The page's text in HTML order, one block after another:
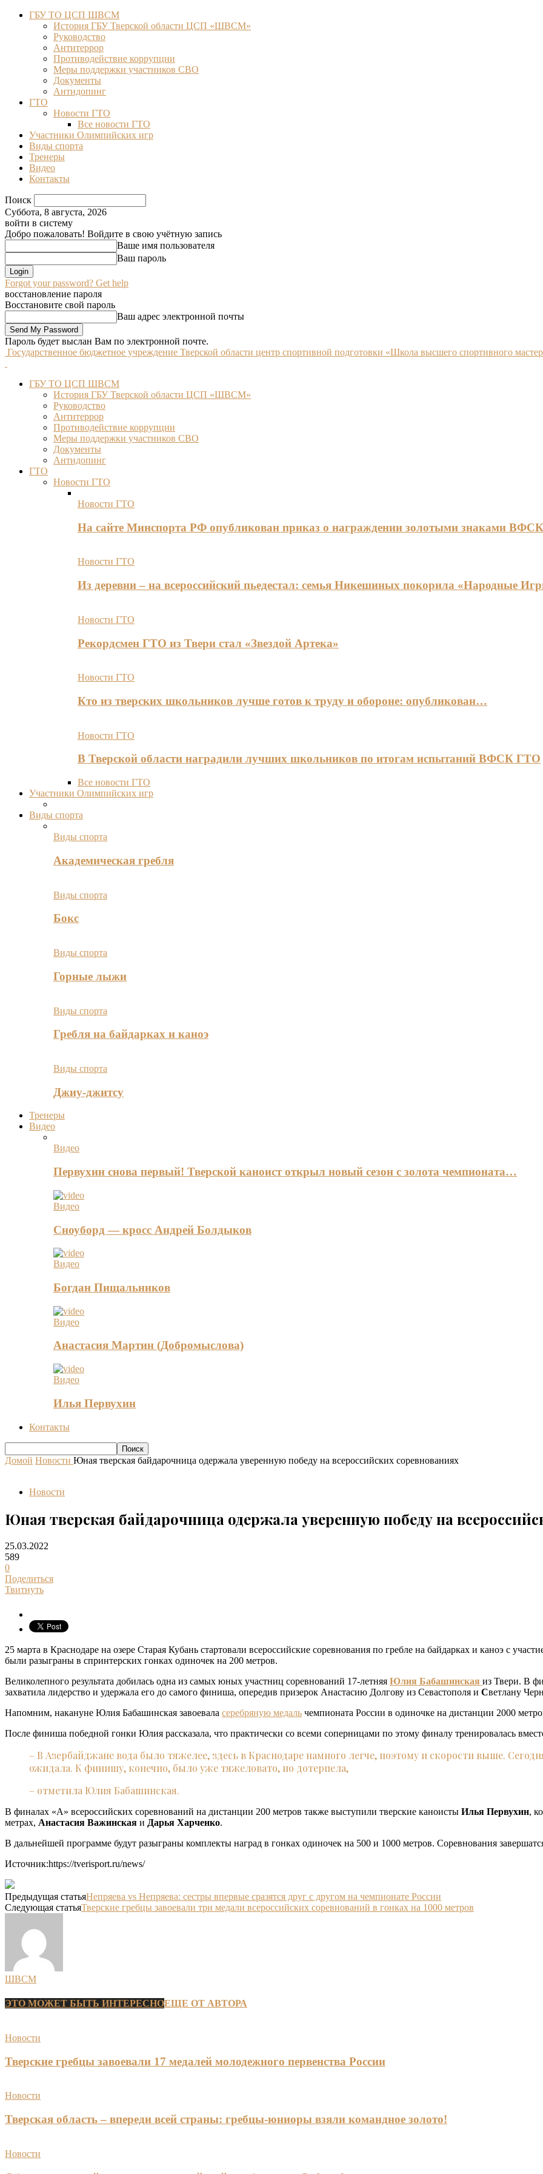
ГБУ ТО ЦСП ШВСМ
История ГБУ Тверской области ЦСП «ШВСМ»
Руководство
Антитеррор
Противодействие коррупции
Меры поддержки участников СВО
Документы
Антидопинг
ГТО
Новости ГТО
Все новости ГТО
Участники Олимпийских игр
Виды спорта
Тренеры
Видео
Контакты
Поиск
Суббота, 8 августа, 2026
войти в систему
Добро пожаловать! Войдите в свою учётную запись
Ваше имя пользователя
Ваш пароль
Forgot your password? Get help
восстановление пароля
Восстановите свой пароль
Ваш адрес электронной почты
Пароль будет выслан Вам по электронной почте.
Государственное бюджетное учреждение Тверской области центр спортивной подготовки «Школа высшего спортивного
ГБУ ТО ЦСП ШВСМ
История ГБУ Тверской области ЦСП «ШВСМ»
Руководство
Антитеррор
Противодействие коррупции
Меры поддержки участников СВО
Документы
Антидопинг
ГТО
Новости ГТО
Новости ГТО
На сайте Минспорта РФ опубликован приказ о награждении золотыми знаками
Новости ГТО
Из деревни – на всероссийский пьедестал: семья Никешиных покорила «Народные
Новости ГТО
Рекордсмен ГТО из Твери стал «Звездой Артека»
Новости ГТО
Кто из тверских школьников лучше готов к труду и обороне: опубликован…
Новости ГТО
В Тверской области наградили лучших школьников по итогам испытаний ВФСК ГТО
Все новости ГТО
Участники Олимпийских игр
Виды спорта
Виды спорта
Академическая гребля
Виды спорта
Бокс
Виды спорта
Горные лыжи
Виды спорта
Гребля на байдарках и каноэ
Виды спорта
Джиу-джитсу
Тренеры
Видео
Видео
Первухин снова первый! Тверской каноист открыл новый сезон с золота чемпионата…
Видео
Сноуборд — кросс Андрей Болдыков
Видео
Богдан Пищальников
Видео
Анастасия Мартин (Добромыслова)
Видео
Илья Первухин
Контакты
Домой Новости Юная тверская байдарочница одержала уверенную победу на всероссийских соревнованиях
Новости
Юная тверская байдарочница одержала уверенную победу на
25.03.2022
589
0
Поделиться
Твитнуть
25 марта в Краснодаре на озере Старая Кубань стартовали всероссийские соревнования по гребле на байдарках и каноэ с
были разыграны в спринтерских гонках одиночек на 200 метров.
Великолепного результата добилась одна из самых юных участниц соревнований 17-летняя Юлия Бабашинская из Твери. В
захватила лидерство и удержала его до самого финиша, опередив призерок Анастасию Долгову из Севастополя и Светлану
Напомним, накануне Юлия Бабашинская завоевала серебряную медаль чемпионата России в одиночке на дистанции 2000
После финиша победной гонки Юлия рассказала, что практически со всеми соперницами по этому финалу тренировалась
– В Азербайджане вода было тяжелее, здесь в Краснодаре намного легче, поэтому и скорости выше.
ожидала. К финишу, конечно, было уже тяжеловато, но дотерпела,
– отметила Юлия Бабашинская.
В финалах «А» всероссийских соревнований на дистанции 200 метров также выступили тверские каноисты Илья Первухин,
метрах, Анастасия Важинская и Дарья Харченко.
В дальнейшей программе будут разыграны комплекты наград в гонках одиночек на 500 и 1000 метров. Соревнования
Источник:https://tverisport.ru/news/
Предыдущая статьяНепряева vs Непряева: сестры впервые сразятся друг с другом на чемпионате России
Следующая статьяТверские гребцы завоевали три медали всероссийских соревнований в гонках на 1000 метров
ШВСМ
ЭТО МОЖЕТ БЫТЬ ИНТЕРЕСНОЕЩЕ ОТ АВТОРА
Новости
Тверские гребцы завоевали 17 медалей молодежного первенства России
Новости
Тверская область – впереди всей страны: гребцы-юниоры взяли командное золото!
Новости